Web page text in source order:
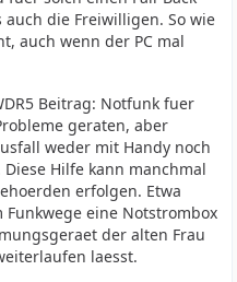
die Freiwilligen. So wie
auch wenn der PC mal
Beitrag: Notfunk fuer
geraten, aber
weder mit Handy noch
Hilfe kann manchmal
erfolgen. Etwa
eine Notstrombox
der alten Frau
laesst.